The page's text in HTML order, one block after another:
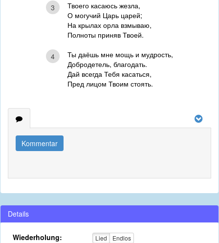
3
Твоего касаюсь жезла,
О могучий Царь царей;
На крылах орла взмываю,
Полноты приняв Твоей.
4
Ты даёшь мне мощь и мудрость,
Добродетель, благодать.
Дай всегда Тебя касаться,
Пред лицом Твоим стоять.
Kommentar
Details
Wiederholung: Lied Endlos